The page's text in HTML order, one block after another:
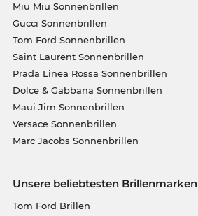
Miu Miu Sonnenbrillen
Gucci Sonnenbrillen
Tom Ford Sonnenbrillen
Saint Laurent Sonnenbrillen
Prada Linea Rossa Sonnenbrillen
Dolce & Gabbana Sonnenbrillen
Maui Jim Sonnenbrillen
Versace Sonnenbrillen
Marc Jacobs Sonnenbrillen
Unsere beliebtesten Brillenmarken
Tom Ford Brillen